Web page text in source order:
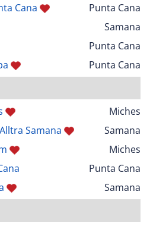
Cana
Punta Cana
Samana
Punta Cana
Punta Cana
Miches
Samana
Samana
Miches
Punta Cana
Samana